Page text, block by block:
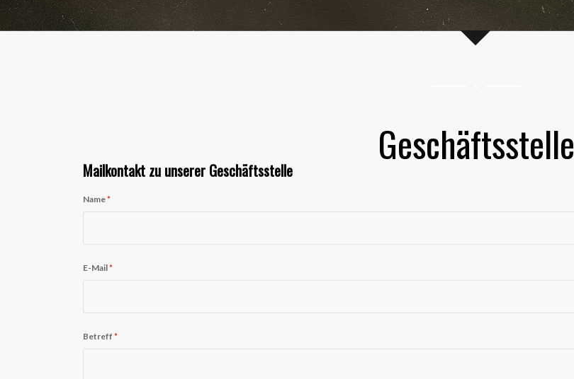
Geschäftsstelle
Mailkontakt zu unserer Geschäftsstelle
Name*
E-Mail*
Betreff*